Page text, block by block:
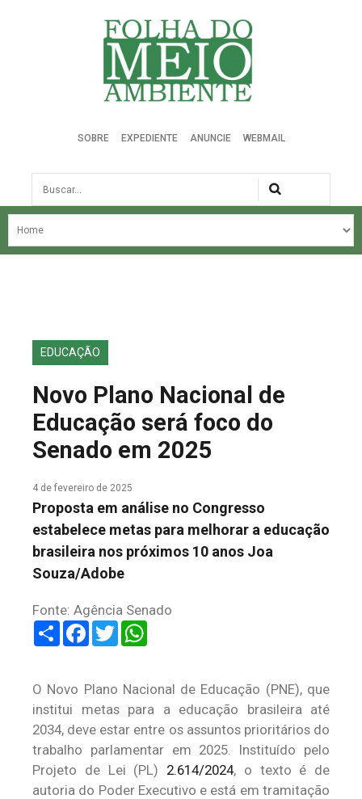
Folha do Meio Ambiente
SOBRE EXPEDIENTE ANUNCIE WEBMAIL
Busca
NOSSA HISTÓRIA
EDIÇÕES ANTERIORES
FALE CONOSCO
EDUCAÇÃO
Novo Plano Nacional de
Educação será foco do
Senado em 2025
4 de fevereiro de 2025
Proposta em análise no Congresso
estabelece metas para melhorar a educação
brasileira nos próximos 10 anos Joa
Souza/Adobe
Fonte: Agência Senado
ShareFacebook
Twitter
O Novo Plano Nacional de Educação (PNE), que
institui metas para a educação brasileira até
2034, deve estar entre os assuntos prioritários do
trabalho parlamentar em 2025. Instituído pelo
Projeto de Lei (PL) 2.614/2024, o texto é de
autoria do Poder Executivo e está em tramitação